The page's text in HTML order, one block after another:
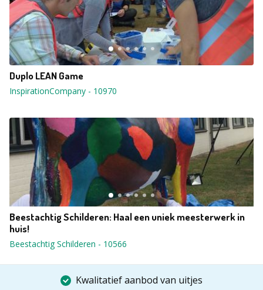
Duplo LEAN Game
InspirationCompany - 10970
Beestachtig Schilderen: Haal een uniek meesterwerk in
huis!
Beestachtig Schilderen - 10566
Kwalitatief aanbod van uitjes